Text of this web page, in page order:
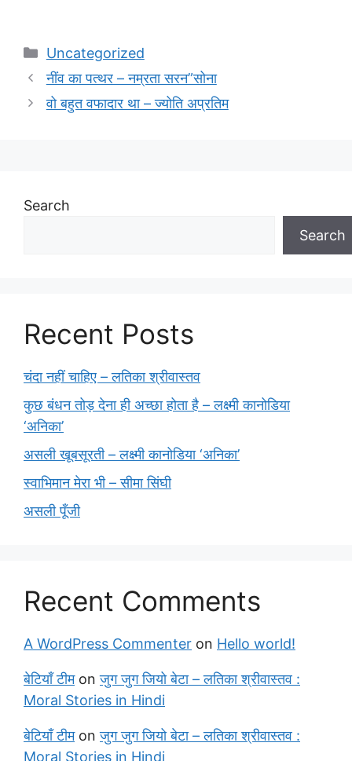
Categories
Uncategorized
नींव का पत्थर – नम्रता सरन”सोना
वो बहुत वफादार था – ज्योति अप्रतिम
Search
Search
Recent Posts
चंदा नहीं चाहिए – लतिका श्रीवास्तव
कुछ बंधन तोड़ देना ही अच्छा होता है – लक्ष्मी कानोडिया
‘अनिका’
असली खूबसूरती – लक्ष्मी कानोडिया ‘अनिका’
स्वाभिमान मेरा भी – सीमा सिंघी
असली पूँजी
Recent Comments
A WordPress Commenter on Hello world!
बेटियाँ टीमonजुग जुग जियो बेटा – लतिका श्रीवास्तव :
Moral Stories in Hindi
बेटियाँ टीमonजुग जुग जियो बेटा – लतिका श्रीवास्तव :
Moral Stories in Hindi